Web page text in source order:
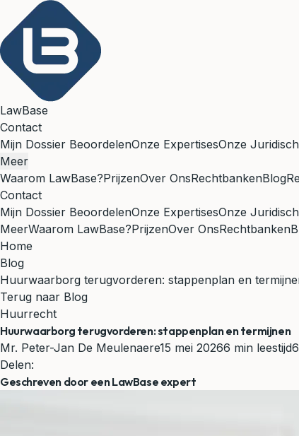
LawBase
Contact
Mijn Dossier BeoordelenOnze ExpertisesOnze
Meer
Waarom LawBase?PrijzenOver OnsRechtbankenBlog
Contact
Mijn Dossier BeoordelenOnze ExpertisesOnze
MeerWaarom LawBase?PrijzenOver OnsRechtbanken
Home
Blog
Huurwaarborg terugvorderen: stappenplan en
Terug naar Blog
Huurrecht
Huurwaarborg terugvorderen: stappenplan en termijnen
Mr. Peter-Jan De Meulenaere15 mei 20266 min leestijd
Delen:
Geschreven door een LawBase expert